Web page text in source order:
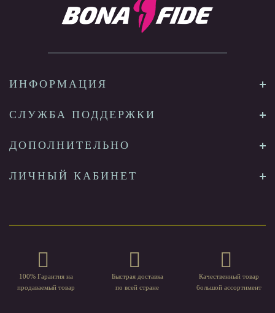
ИНФОРМАЦИЯ
СЛУЖБА ПОДДЕРЖКИ
ДОПОЛНИТЕЛЬНО
ЛИЧНЫЙ КАБИНЕТ
100% Гарантия на
продаваемый товар
Быстрая доставка
по всей стране
Качественный товар
большой ассортимент